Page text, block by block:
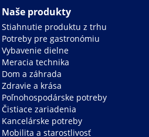
Naše produkty
Stiahnutie produktu z trhu
Potreby pre gastronómiu
Vybavenie dielne
Meracia technika
Dom a záhrada
Zdravie a krása
Poľnohospodárske potreby
Čistiace zariadenia
Kancelárske potreby
Mobilita a starostlivosť